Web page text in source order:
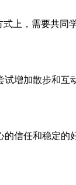
上，需要共同学
增加散步和互
信任和稳定的